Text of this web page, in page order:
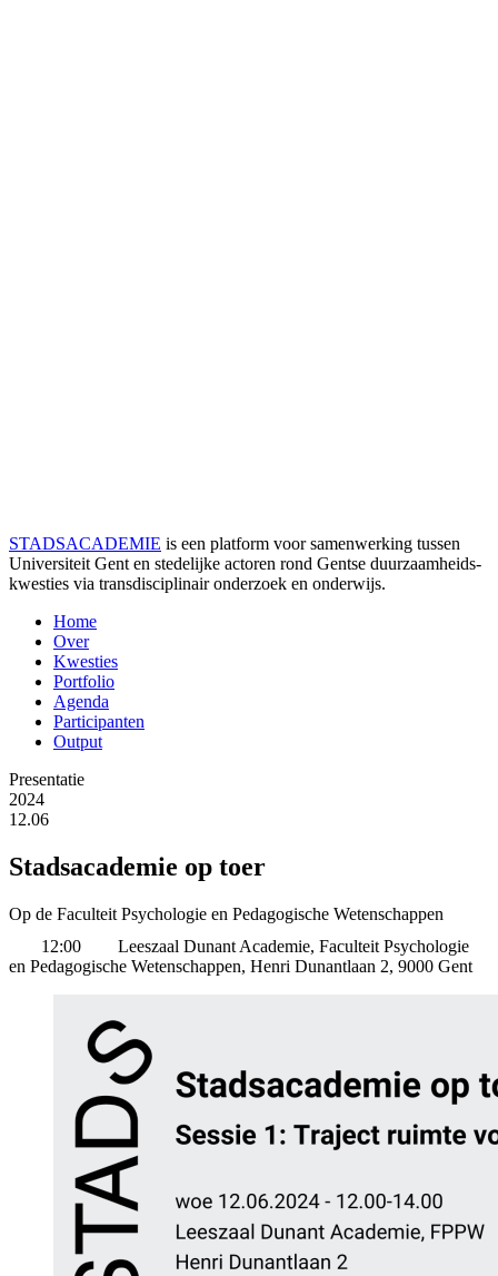
STADSACADEMIE is een platform voor samenwerking tussen
Universiteit Gent en stedelijke actoren rond Gentse duurzaamheids­
kwesties via transdisciplinair onderzoek en onderwijs.
Home
Over
Kwesties
Portfolio
Agenda
Participanten
Output
Presentatie
2024
12.06
Stadsacademie op toer
Op de Faculteit Psychologie en Pedagogische Wetenschappen
12:00
Leeszaal Dunant Academie, Faculteit Psychologie
en Pedagogische Wetenschappen, Henri Dunantlaan 2, 9000 Gent